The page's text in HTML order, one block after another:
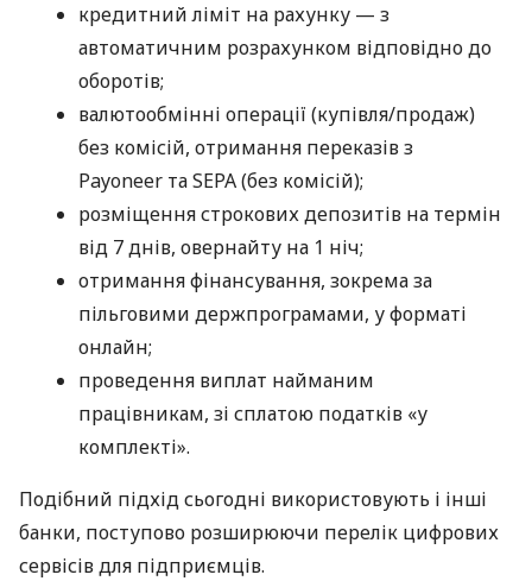
кредитний ліміт на рахунку — з
автоматичним розрахунком відповідно до
оборотів;
валютообмінні операції (купівля/продаж)
без комісій, отримання переказів з
Payoneer та SEPA (без комісій);
розміщення строкових депозитів на термін
від 7 днів, овернайту на 1 ніч;
отримання фінансування, зокрема за
пільговими держпрограмами, у форматі
онлайн;
проведення виплат найманим
працівникам, зі сплатою податків «у
комплекті».
Подібний підхід сьогодні використовують і інші
банки, поступово розширюючи перелік цифрових
сервісів для підприємців.